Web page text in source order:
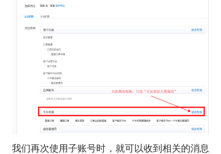
我们再次使用子账号时，就可以收到相关的消息